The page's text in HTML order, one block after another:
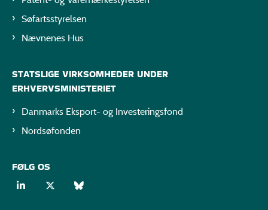
Søfartsstyrelsen
Nævnenes Hus
STATSLIGE VIRKSOMHEDER UNDER
ERHVERVSMINISTERIET
Danmarks Eksport- og Investeringsfond
Nordsøfonden
FØLG OS